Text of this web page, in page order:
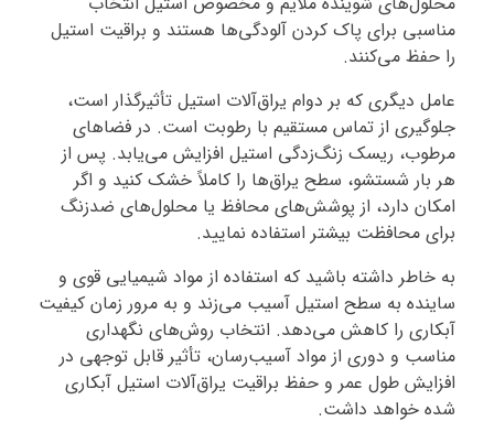
مناسبی برای پاک کردن آلودگی‌ها هستند و براقیت استیل
را حفظ می‌کنند.
عامل دیگری که بر دوام یراق‌آلات استیل تأثیرگذار است،
جلوگیری از تماس مستقیم با رطوبت است. در فضاهای
مرطوب، ریسک زنگ‌زدگی استیل افزایش می‌یابد. پس از
هر بار شستشو، سطح یراق‌ها را کاملاً خشک کنید و اگر
امکان دارد، از پوشش‌های محافظ یا محلول‌های ضدزنگ
برای محافظت بیشتر استفاده نمایید.
به خاطر داشته باشید که استفاده از مواد شیمیایی قوی و
ساینده به سطح استیل آسیب می‌زند و به مرور زمان کیفیت
آبکاری را کاهش می‌دهد. انتخاب روش‌های نگهداری
مناسب و دوری از مواد آسیب‌رسان، تأثیر قابل توجهی در
افزایش طول عمر و حفظ براقیت یراق‌آلات استیل آبکاری
شده خواهد داشت.